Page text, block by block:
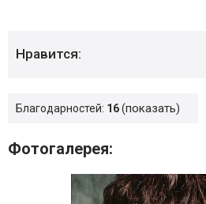
Нравится:
Благодарностей: 16 показать
Фотогалерея: